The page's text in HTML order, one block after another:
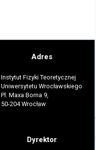
Adres
Instytut Fizyki Teoretycznej
Uniwersytetu Wrocławskiego
Pl. Maxa Borna 9,
50-204 Wrocław
Dyrektor